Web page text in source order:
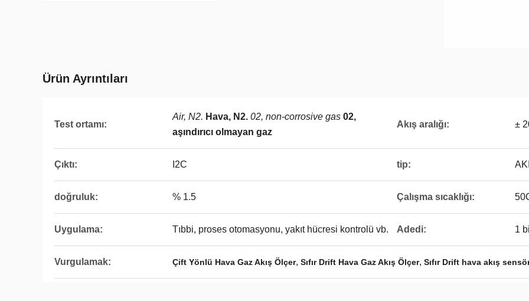
Ürün Ayrıntıları
Test ortamı:
Air, N2. Hava, N2. 02, non-corrosive gas 02,
aşındırıcı olmayan gaz
Akış aralığı: ±
Çıktı: I2C tip:
doğruluk: % 1.5 Çalışma sıcaklığı:
Uygulama: Tıbbi, proses otomasyonu, yakıt hücresi kontrolü vb. Adedi: 1
Vurgulamak: Çift Yönlü Hava Gaz Akış Ölçer, Sıfır Drift Hava Gaz Akış Ölçer, Sıfır Drift hava akış